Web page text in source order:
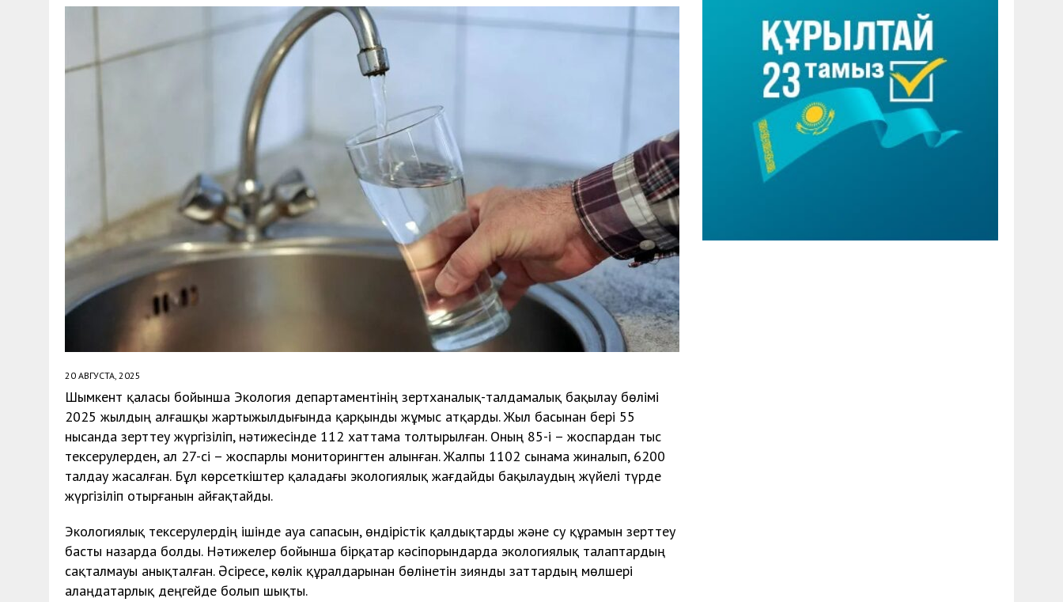
ТҮСІНДІРУ ЖҰМЫСТАРЫ ЖҮРГІЗІЛДІ
20 АВГУСТА, 2025
Шымкент қаласы бойынша Экология департаментінің зертханалық-талдамалық бақылау бөлімі
2025 жылдың алғашқы жартыжылдығында қарқынды жұмыс атқарды. Жыл басынан бері 55
нысанда зерттеу жүргізіліп, нәтижесінде 112 хаттама толтырылған. Оның 85-і – жоспардан тыс
тексерулерден, ал 27-сі – жоспарлы мониторингтен алынған. Жалпы 1102 сынама жиналып, 6200
талдау жасалған. Бұл көрсеткіштер қаладағы экологиялық жағдайды бақылаудың жүйелі түрде
жүргізіліп отырғанын айғақтайды.
Экологиялық тексерулердің ішінде ауа сапасын, өндірістік қалдықтарды және су құрамын зерттеу
басты назарда болды. Нәтижелер бойынша бірқатар кәсіпорындарда экологиялық талаптардың
сақталмауы анықталған. Әсіресе, көлік құралдарынан бөлінетін зиянды заттардың мөлшері
алаңдатарлық деңгейде болып шықты.